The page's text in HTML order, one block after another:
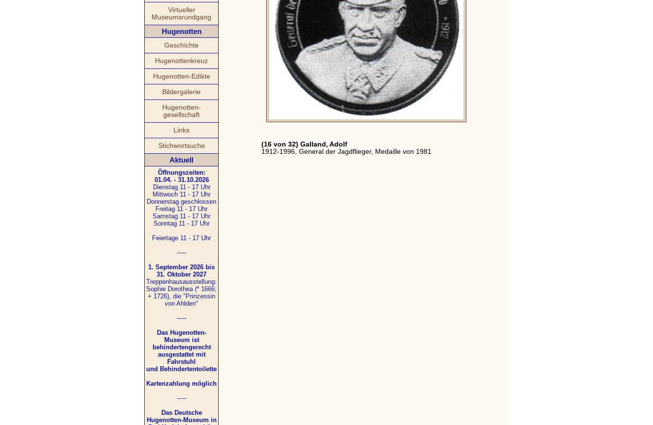
Virtueller
Museumsrundgang
Hugenotten
Geschichte
Hugenottenkreuz
Hugenotten-Edikte
Bildergalerie
Hugenotten-
gesellschaft
Links
Stichwortsuche
Aktuell
Öffnungszeiten:
01.04. - 31.10.2026
Dienstag 11 - 17 Uhr
Mittwoch 11 - 17 Uhr
Donnerstag geschlossen
Freitag 11 - 17 Uhr
Samstag 11 - 17 Uhr
Sonntag 11 - 17 Uhr
Feiertage 11 - 17 Uhr
-----
1. September 2026 bis
31. Oktober 2027
Treppenhausausstellung:
Sophie Dorothea (* 1666;
+ 1726), die "Prinzessin
von Ahlden"
-----
Das Hugenotten-
Museum ist
behindertengerecht
ausgestattet mit
Fahrstuhl
und Behindertentoilette
Kartenzahlung möglich
-----
Das Deutsche
Hugenotten-Museum in
(16 von 32) Galland, Adolf
1912-1996, General der Jagdflieger, Medaille von 1981